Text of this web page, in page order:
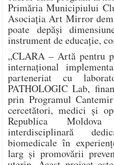
Primăria Municipiului
Asociația Art Mirror
poate depăși
instrument de educație,
„CLARA – Artă pentru
internațional
parteneriat cu
PATHOLOGIC Lab,
prin Programul
cercetători, medici și
Republica
interdisciplinară
biomedicale în
larg și promovării